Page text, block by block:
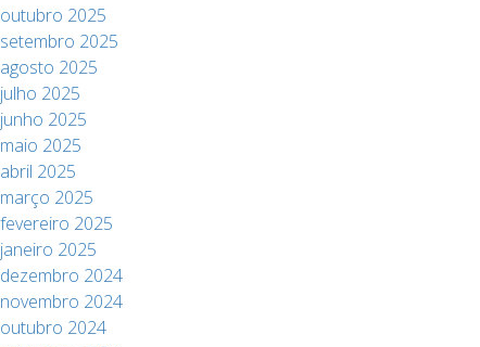
outubro 2025
setembro 2025
agosto 2025
julho 2025
junho 2025
maio 2025
abril 2025
março 2025
fevereiro 2025
janeiro 2025
dezembro 2024
novembro 2024
outubro 2024